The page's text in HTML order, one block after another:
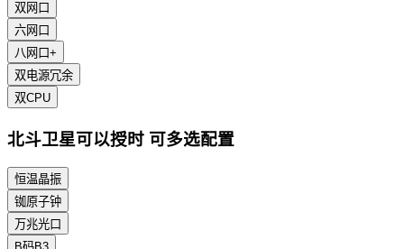
双网口
六网口
八网口+
双电源冗余
双CPU
北斗卫星可以授时 可多选配置
恒温晶振
铷原子钟
万兆光口
B码B3